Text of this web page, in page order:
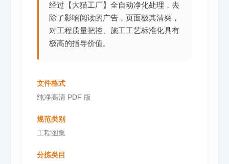
经过【大猫工厂】全自动净化处理，去
除了影响阅读的广告，页面极其清爽，
对工程质量把控、施工工艺标准化具有
极高的指导价值。
文件格式
纯净高清 PDF 版
规范类别
工程图集
分拣类目